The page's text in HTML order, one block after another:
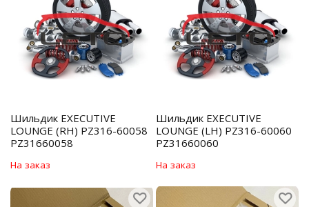
Шильдик EXECUTIVE
LOUNGE (RH) PZ316-60058
PZ31660058
На заказ
Шильдик EXECUTIVE
LOUNGE (LH) PZ316-60060
PZ31660060
На заказ